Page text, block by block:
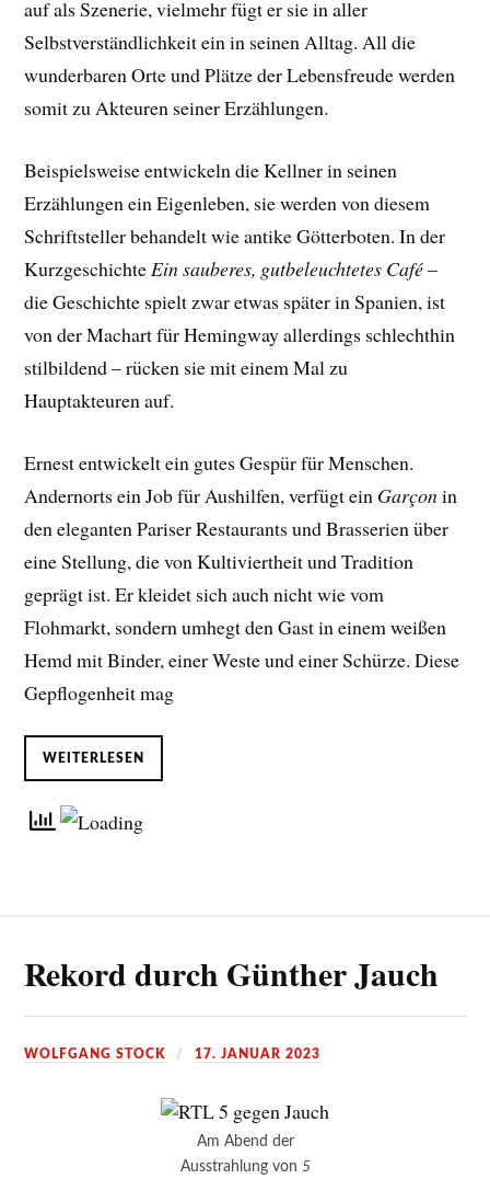
auf als Szenerie, vielmehr fügt er sie in aller
Selbstverständlichkeit ein in seinen Alltag. All die
wunderbaren Orte und Plätze der Lebensfreude werden
somit zu Akteuren seiner Erzählungen.
Beispielsweise entwickeln die Kellner in seinen
Erzählungen ein Eigenleben, sie werden von diesem
Schriftsteller behandelt wie antike Götterboten. In der
KurzgeschichteEin sauberes, gutbeleuchtetes Café–
die Geschichte spielt zwar etwas später in Spanien, ist
von der Machart für Hemingway allerdings schlechthin
stilbildend – rücken sie mit einem Mal zu
Hauptakteuren auf.
Ernest entwickelt ein gutes Gespür für Menschen.
Andernorts ein Job für Aushilfen, verfügt ein Garçonin
den eleganten Pariser Restaurants und Brasserien über
eine Stellung, die von Kultiviertheit und Tradition
geprägt ist. Er kleidet sich auch nicht wie vom
Flohmarkt, sondern umhegt den Gast in einem weißen
Hemd mit Binder, einer Weste und einer Schürze. Diese
Gepflogenheit mag
WEITERLESEN
Rekord durch Günther Jauch
WOLFGANG STOCK 17. JANUAR 2023
Am Abend der
Ausstrahlung von 5